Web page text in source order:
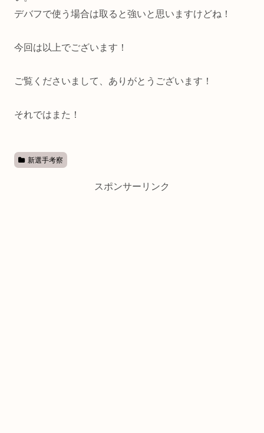
デバフで使う場合は取ると強いと思いますけどね！
今回は以上でございます！
ご覧くださいまして、ありがとうございます！
それではまた！
新選手考察
スポンサーリンク